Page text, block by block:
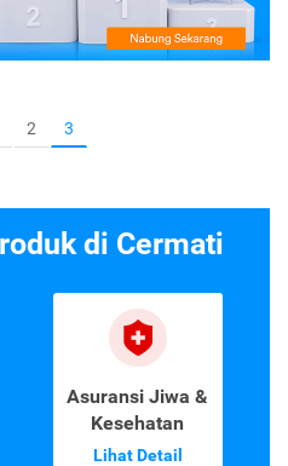
2 3
di Cermati
Asuransi Jiwa &
Kesehatan
Lihat Detail